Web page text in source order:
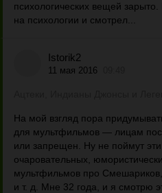
психологических вещей
на психологии и смотрел...
Istorik2
11 мая 2016
На мой взгляд пора
для мультфильмов — лицам
или запрещен. Ну не поймут эти
очаровательных,
мультфильмов про
и т. д. Мне 32 года, и я смотрю